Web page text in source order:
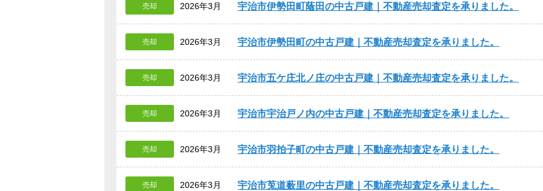
売却 2026年3月 宇治市伊勢田町蔭田の中古戸建｜不動産売却査定を承りました。
売却 2026年3月 宇治市伊勢田町の中古戸建｜不動産売却査定を承りました。
売却 2026年3月 宇治市五ケ庄北ノ庄の中古戸建｜不動産売却査定を承りました。
売却 2026年3月 宇治市宇治戸ノ内の中古戸建｜不動産売却査定を承りました。
売却 2026年3月 宇治市羽拍子町の中古戸建｜不動産売却査定を承りました。
売却 2026年3月 宇治市莵道薮里の中古戸建｜不動産売却査定を承りました。